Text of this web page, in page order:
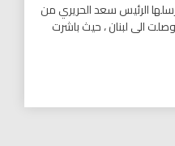
الرئيس سعد الحريري من
الى لبنان ، حيث باشرت